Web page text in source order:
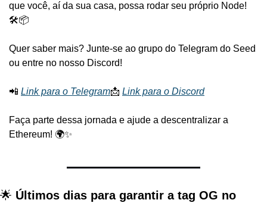
que você, aí da sua casa, possa rodar seu próprio Node!
🛠️📦
Quer saber mais? Junte-se ao grupo do Telegram do Seed
ou entre no nosso Discord!
📲 Link para o Telegram📩 Link para o Discord
Faça parte dessa jornada e ajude a descentralizar a
Ethereum! 🌍✨
🌟 Últimos dias para garantir a tag OG no